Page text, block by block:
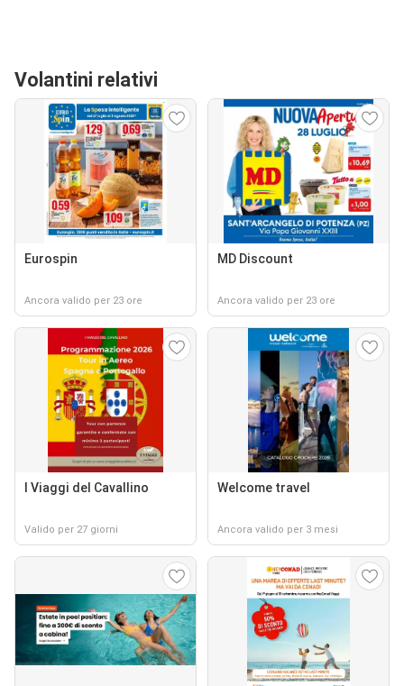
Volantini relativi
Eurospin
Ancora valido per 23 ore
MD Discount
Ancora valido per 23 ore
I Viaggi del Cavallino
Valido per 27 giorni
Welcome travel
Ancora valido per 3 mesi